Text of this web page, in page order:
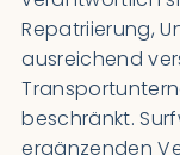
Repatriierung,
ausreichend
beschränkt.
ergänzenden